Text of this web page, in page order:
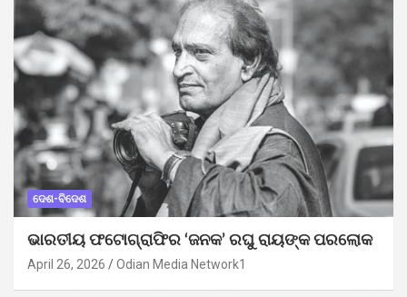
ଦେଶ-ବିଦେଶ
ଭାରତୀୟ ଫଟୋଗ୍ରାଫିର ‘ଜନକ’ ରଘୁ ରାୟଙ୍କ ପରଲୋକ
April 26, 2026 Odian Media Network1